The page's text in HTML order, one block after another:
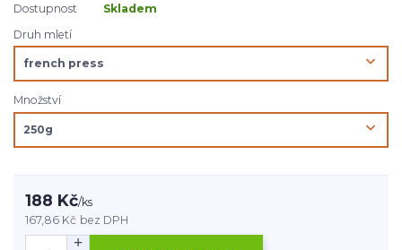
Dostupnost
Skladem
Druh mletí
Množství
188 Kč/ks
167,86 Kč bez DPH